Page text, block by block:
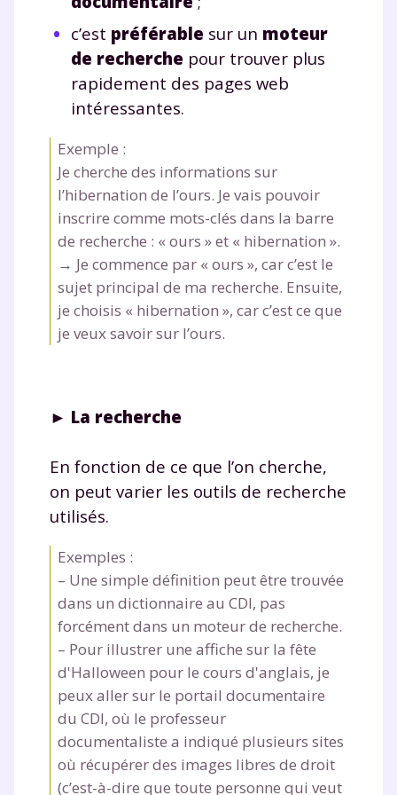
c’est préférable sur un moteur
de recherche pour trouver plus
rapidement des pages web
intéressantes.
Exemple :
Je cherche des informations sur
l’hibernation de l’ours. Je vais pouvoir
inscrire comme mots-clés dans la barre
de recherche : « ours » et « hibernation ».
→ Je commence par « ours », car c’est le
sujet principal de ma recherche. Ensuite,
je choisis « hibernation », car c’est ce que
je veux savoir sur l’ours.
► La recherche
En fonction de ce que l’on cherche,
on peut varier les outils de recherche
utilisés.
Exemples :
– Une simple définition peut être trouvée
dans un dictionnaire au CDI, pas
forcément dans un moteur de recherche.
– Pour illustrer une affiche sur la fête
d'Halloween pour le cours d'anglais, je
peux aller sur le portail documentaire
du CDI, où le professeur
documentaliste a indiqué plusieurs sites
où récupérer des images libres de droit
(c’est-à-dire que toute personne qui veut